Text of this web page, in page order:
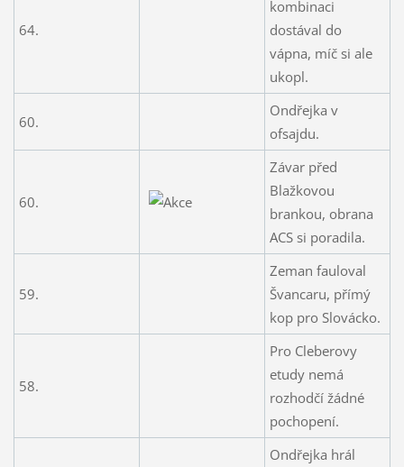
64.
kombinaci
dostával do
vápna, míč si ale
ukopl.
60.
Ondřejka v
ofsajdu.
60.
Závar před
Blažkovou
brankou, obrana
ACS si poradila.
59.
Zeman fauloval
Švancaru, přímý
kop pro Slovácko.
58.
Pro Cleberovy
etudy nemá
rozhodčí žádné
pochopení.
Ondřejka hrál